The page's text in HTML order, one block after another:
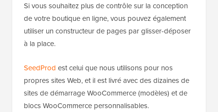
Si vous souhaitez plus de contrôle sur la conception
de votre boutique en ligne, vous pouvez également
utiliser un constructeur de pages par glisser-déposer
à la place.
SeedProd est celui que nous utilisons pour nos
propres sites Web, et il est livré avec des dizaines de
sites de démarrage WooCommerce (modèles) et de
blocs WooCommerce personnalisables.